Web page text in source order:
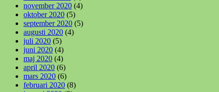
november 2020 (4)
oktober 2020 (5)
september 2020 (5)
augusti 2020 (4)
juli 2020 (5)
juni 2020 (4)
maj 2020 (4)
april 2020 (6)
mars 2020 (6)
februari 2020 (8)